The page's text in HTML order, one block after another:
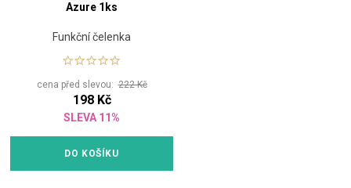
Azure 1ks
Funkční čelenka
cena před slevou:222 Kč
198 Kč
SLEVA 11%
DO KOŠÍKU